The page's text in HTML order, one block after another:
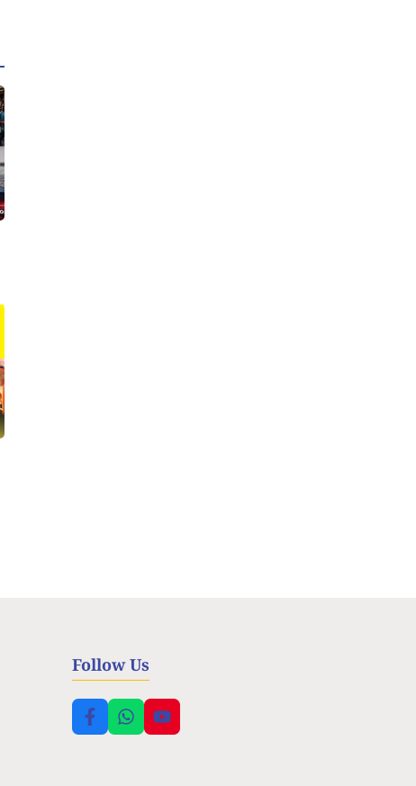
Follow Us